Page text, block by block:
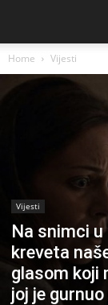
Home Vijesti
Vijesti
Na snimci
kreveta
glasom koji
joj je